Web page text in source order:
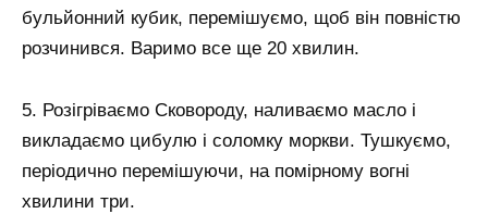
бульйонний кубик, перемішуємо, щоб він повністю
розчинився. Варимо все ще 20 хвилин.
5. Розігріваємо Сковороду, наливаємо масло і
викладаємо цибулю і соломку моркви. Тушкуємо,
періодично перемішуючи, на помірному вогні
хвилини три.